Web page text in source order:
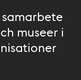
museer i